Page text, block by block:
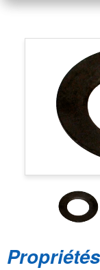
Propriétés